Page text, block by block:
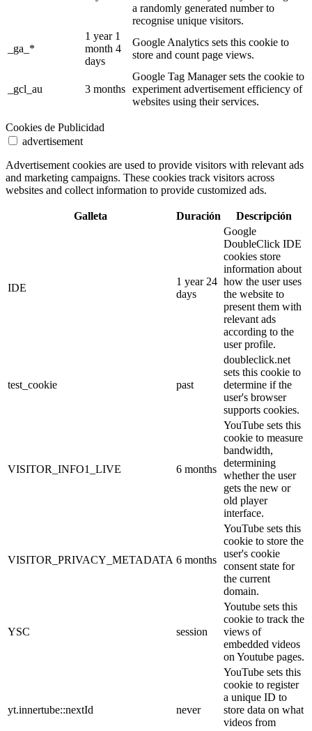
a randomly generated number to
recognise unique visitors.
_ga_*
1 year 1
month 4
days
Google Analytics sets this cookie to
store and count page views.
_gcl_au 3 months
Google Tag Manager sets the cookie to
experiment advertisement efficiency of
websites using their services.
Cookies de Publicidad
advertisement
Advertisement cookies are used to provide visitors with relevant ads
and marketing campaigns. These cookies track visitors across
websites and collect information to provide customized ads.
Galleta Duración Descripción
IDE
1 year 24
days
Google
DoubleClick IDE
cookies store
information about
how the user uses
the website to
present them with
relevant ads
according to the
user profile.
test_cookie past
doubleclick.net
sets this cookie to
determine if the
user's browser
supports cookies.
VISITOR_INFO1_LIVE 6 months
YouTube sets this
cookie to measure
bandwidth,
determining
whether the user
gets the new or
old player
interface.
VISITOR_PRIVACY_METADATA 6 months
YouTube sets this
cookie to store the
user's cookie
consent state for
the current
domain.
YSC session
Youtube sets this
cookie to track the
views of
embedded videos
on Youtube pages.
yt.innertube::nextId never
YouTube sets this
cookie to register
a unique ID to
store data on what
videos from